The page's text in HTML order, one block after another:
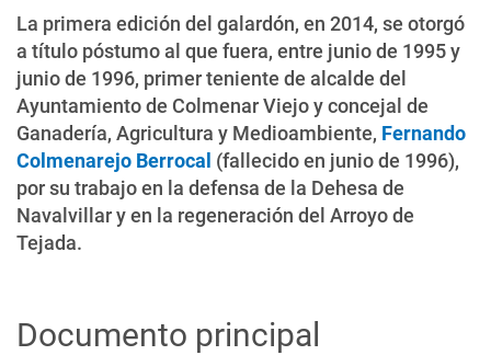
La primera edición del galardón, en 2014, se otorgó
a título póstumo al que fuera, entre junio de 1995 y
junio de 1996, primer teniente de alcalde del
Ayuntamiento de Colmenar Viejo y concejal de
Ganadería, Agricultura y Medioambiente, Fernando
Colmenarejo Berrocal (fallecido en junio de 1996),
por su trabajo en la defensa de la Dehesa de
Navalvillar y en la regeneración del Arroyo de
Tejada.
Documento principal